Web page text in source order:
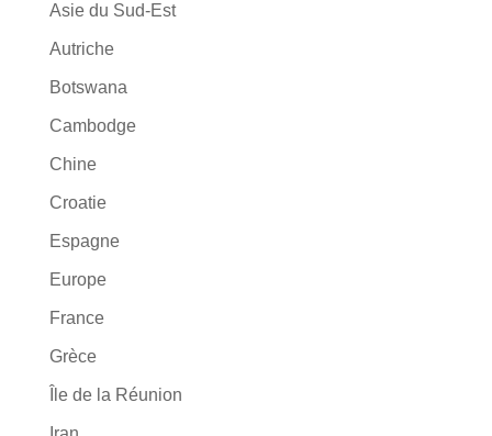
Asie du Sud-Est
Autriche
Botswana
Cambodge
Chine
Croatie
Espagne
Europe
France
Grèce
Île de la Réunion